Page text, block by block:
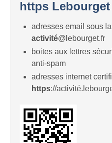
https Lebourget
adresses email sous
activité@lebourget.fr
boites aux lettres
anti-spam
adresses internet
https://